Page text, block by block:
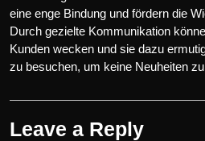
eine enge Bindung und fördern die
Durch gezielte Kommunikation
Kunden wecken und sie dazu
zu besuchen, um keine Neuheiten
Leave a Reply